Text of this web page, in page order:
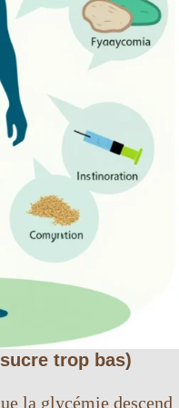
trop bas)
la glycémie descend